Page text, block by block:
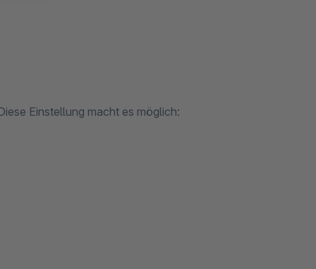
Einstellung macht es möglich: